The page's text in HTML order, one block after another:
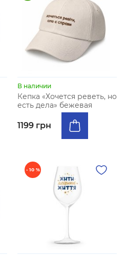
В наличии
Кепка «Хочется реветь, но
есть дела» бежевая
1199 грн
- 10 %